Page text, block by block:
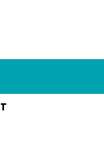
Terkuak! Skandal